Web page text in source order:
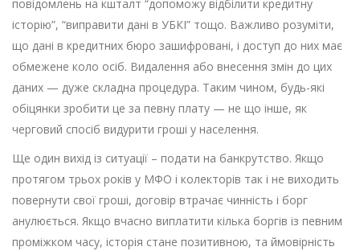
повідомлень на кшталт “допоможу відбілити кредитну
історію”, “виправити дані в УБКІ” тощо. Важливо розуміти,
що дані в кредитних бюро зашифровані, і доступ до них має
обмежене коло осіб. Видалення або внесення змін до цих
даних — дуже складна процедура. Таким чином, будь-які
обіцянки зробити це за певну плату — не що інше, як
черговий спосіб видурити гроші у населення.
Ще один вихід із ситуації – подати на банкрутство. Якщо
протягом трьох років у МФО і колекторів так і не виходить
повернути свої гроші, договір втрачає чинність і борг
анулюється. Якщо вчасно виплатити кілька боргів із певним
проміжком часу, історія стане позитивною, та ймовірність